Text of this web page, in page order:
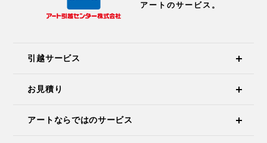
アートのサービス。
引越サービス
お見積り
アートならではのサービス